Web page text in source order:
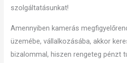
szolgáltatásunkat!
Amennyiben kamerás
üzemébe, vállalkozásába, akkor
bizalommal, hiszen rengeteg pénzt